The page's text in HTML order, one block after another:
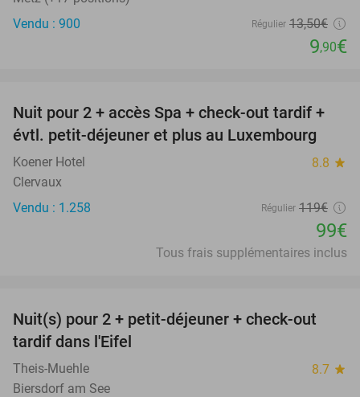
Vendu : 900
Régulier 13,50€
9,90€
17%
Nuit pour 2 + accès Spa + check-out tardif +
évtl. petit-déjeuner et plus au Luxembourg
Koener Hotel 8.8 star
Clervaux
Vendu : 1.258
Régulier 119€
99€
Tous frais supplémentaires inclus
37%
Nuit(s) pour 2 + petit-déjeuner + check-out
tardif dans l'Eifel
Theis-Muehle 8.7 star
Biersdorf am See